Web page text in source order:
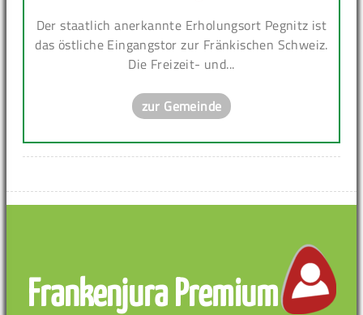
Der staatlich anerkannte Erholungsort Pegnitz ist
das östliche Eingangstor zur Fränkischen Schweiz.
Die Freizeit- und...
zur Gemeinde
Frankenjura Premium